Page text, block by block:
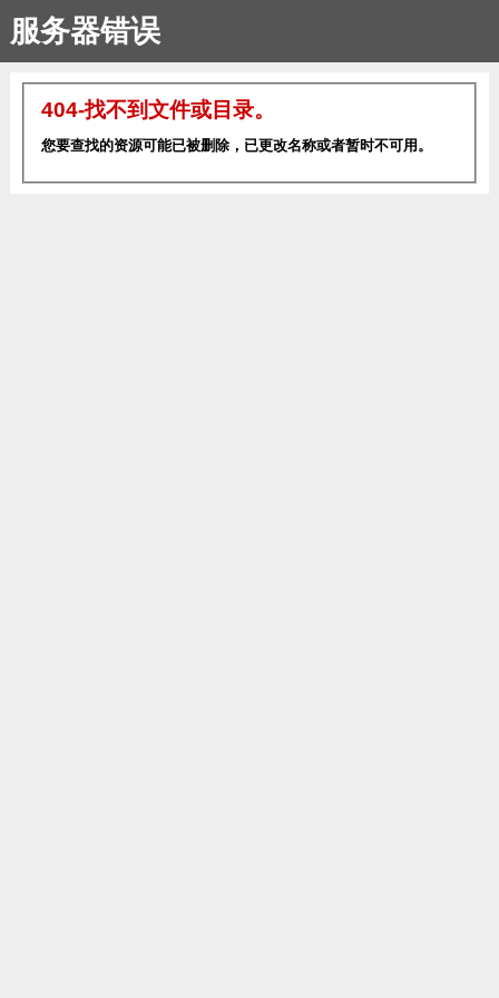
服务器错误
404-找不到文件或目录。
您要查找的资源可能已被删除，已更改名称或者暂时不可用。